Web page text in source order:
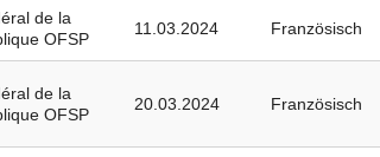
de la
OFSP
11.03.2024 Französisch
de la
OFSP
20.03.2024 Französisch